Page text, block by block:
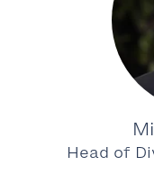
Head of